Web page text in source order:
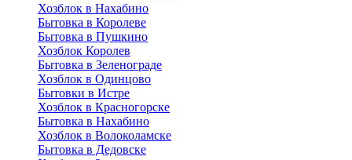
Хозблок в Нахабино
Бытовка в Королеве
Бытовкa в Пушкино
Хозблок Королев
Бытовка в Зеленограде
Хозблок в Одинцово
Бытовки в Истре
Хозблок в Красногорске
Бытовка в Нахабино
Хозблок в Волоколамске
Бытовкa в Дедовске